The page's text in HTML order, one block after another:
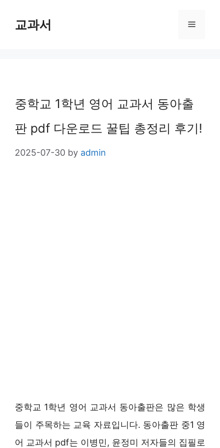
교과서 Menu
중학교 1학년 영어 교과서 동아출
판 pdf 다운로드 꿀팁 총정리 후기!
2025-07-30 by admin
중학교 1학년 영어 교과서 동아출판은 많은 학생
들이 주목하는 교육 자료입니다. 동아출판 중1 영
어 교과서 pdf는 이병민, 윤정미 저자들의 집필로